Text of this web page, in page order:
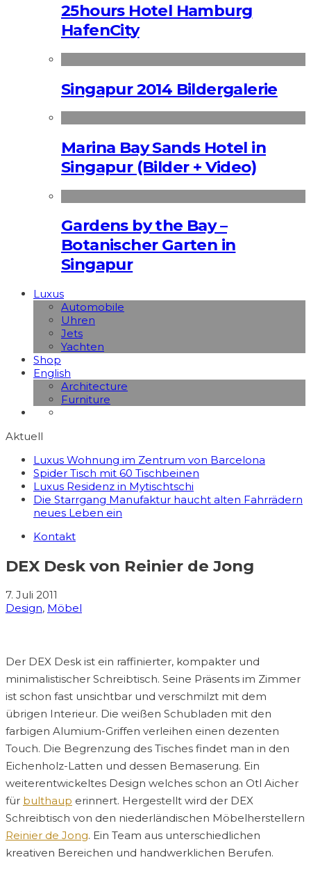
25hours Hotel Hamburg
HafenCity
Singapur 2014 Bildergalerie
Marina Bay Sands Hotel in
Singapur (Bilder + Video)
Gardens by the Bay –
Botanischer Garten in
Singapur
Luxus
Automobile
Uhren
Jets
Yachten
Shop
English
Architecture
Furniture
Aktuell
Luxus Wohnung im Zentrum von Barcelona
Spider Tisch mit 60 Tischbeinen
Luxus Residenz in Mytischtschi
Die Starrgang Manufaktur haucht alten Fahrrädern
neues Leben ein
Kontakt
DEX Desk von Reinier de Jong
7. Juli 2011
Design, Möbel
Der DEX Desk ist ein raffinierter, kompakter und
minimalistischer Schreibtisch. Seine Präsents im Zimmer
ist schon fast unsichtbar und verschmilzt mit dem
übrigen Interieur. Die weißen Schubladen mit den
farbigen Alumium-Griffen verleihen einen dezenten
Touch. Die Begrenzung des Tisches findet man in den
Eichenholz-Latten und dessen Bemaserung. Ein
weiterentwickeltes Design welches schon an Otl Aicher
für bulthaup erinnert. Hergestellt wird der DEX
Schreibtisch von den niederländischen Möbelherstellern
Reinier de Jong. Ein Team aus unterschiedlichen
kreativen Bereichen und handwerklichen Berufen.